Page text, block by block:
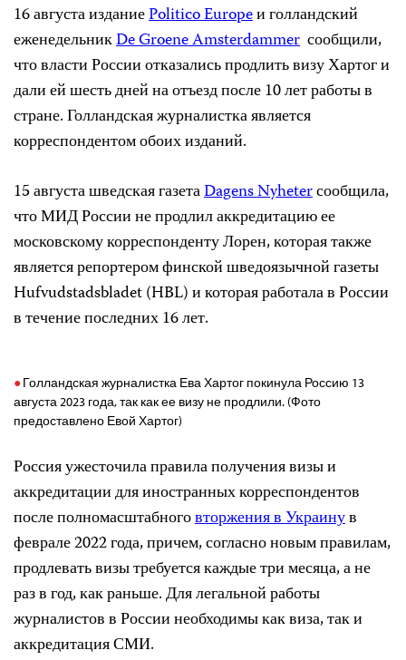
16 августа изданиеPolitico Europeи голландский
еженедельникDe Groene Amsterdammer сообщили,
что власти России отказались продлить визу Хартог и
дали ей шесть дней на отъезд после 10 лет работы в
стране. Голландская журналистка является
корреспондентом обоих изданий.
15 августа шведская газетаDagens Nyheterсообщила,
что МИД России не продлил аккредитацию ее
московскому корреспонденту Лорен, которая также
является репортером финской шведоязычной газеты
Hufvudstadsbladet (HBL) и которая работала в России
в течение последних 16 лет.
Голландская журналистка Ева Хартог покинула Россию 13
августа 2023 года, так как ее визу не продлили. (Фото
предоставлено Евой Хартог)
Россия ужесточила правила получения визы и
аккредитации для иностранных корреспондентов
после полномасштабноговторжения в Украинув
феврале 2022 года, причем, согласно новым правилам,
продлевать визы требуется каждые три месяца, а не
раз в год, как раньше. Для легальной работы
журналистов в России необходимы как виза, так и
аккредитация СМИ.